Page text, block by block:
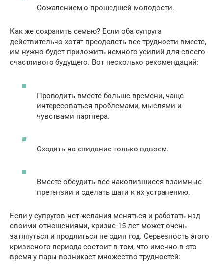
Сожалением о прошедшей молодости.
Как же сохранить семью? Если оба супруга
действительно хотят преодолеть все трудности вместе,
им нужно будет приложить немного усилий для своего
счастливого будущего. Вот несколько рекомендаций:
Проводить вместе больше времени, чаще
интересоваться проблемами, мыслями и
чувствами партнера.
Сходить на свидание только вдвоем.
Вместе обсудить все накопившиеся взаимные
претензии и сделать шаги к их устранению.
Если у супругов нет желания меняться и работать над
своими отношениями, кризис 15 лет может очень
затянуться и продлиться не один год. Серьезность этого
кризисного периода состоит в том, что именно в это
время у пары возникает множество трудностей: